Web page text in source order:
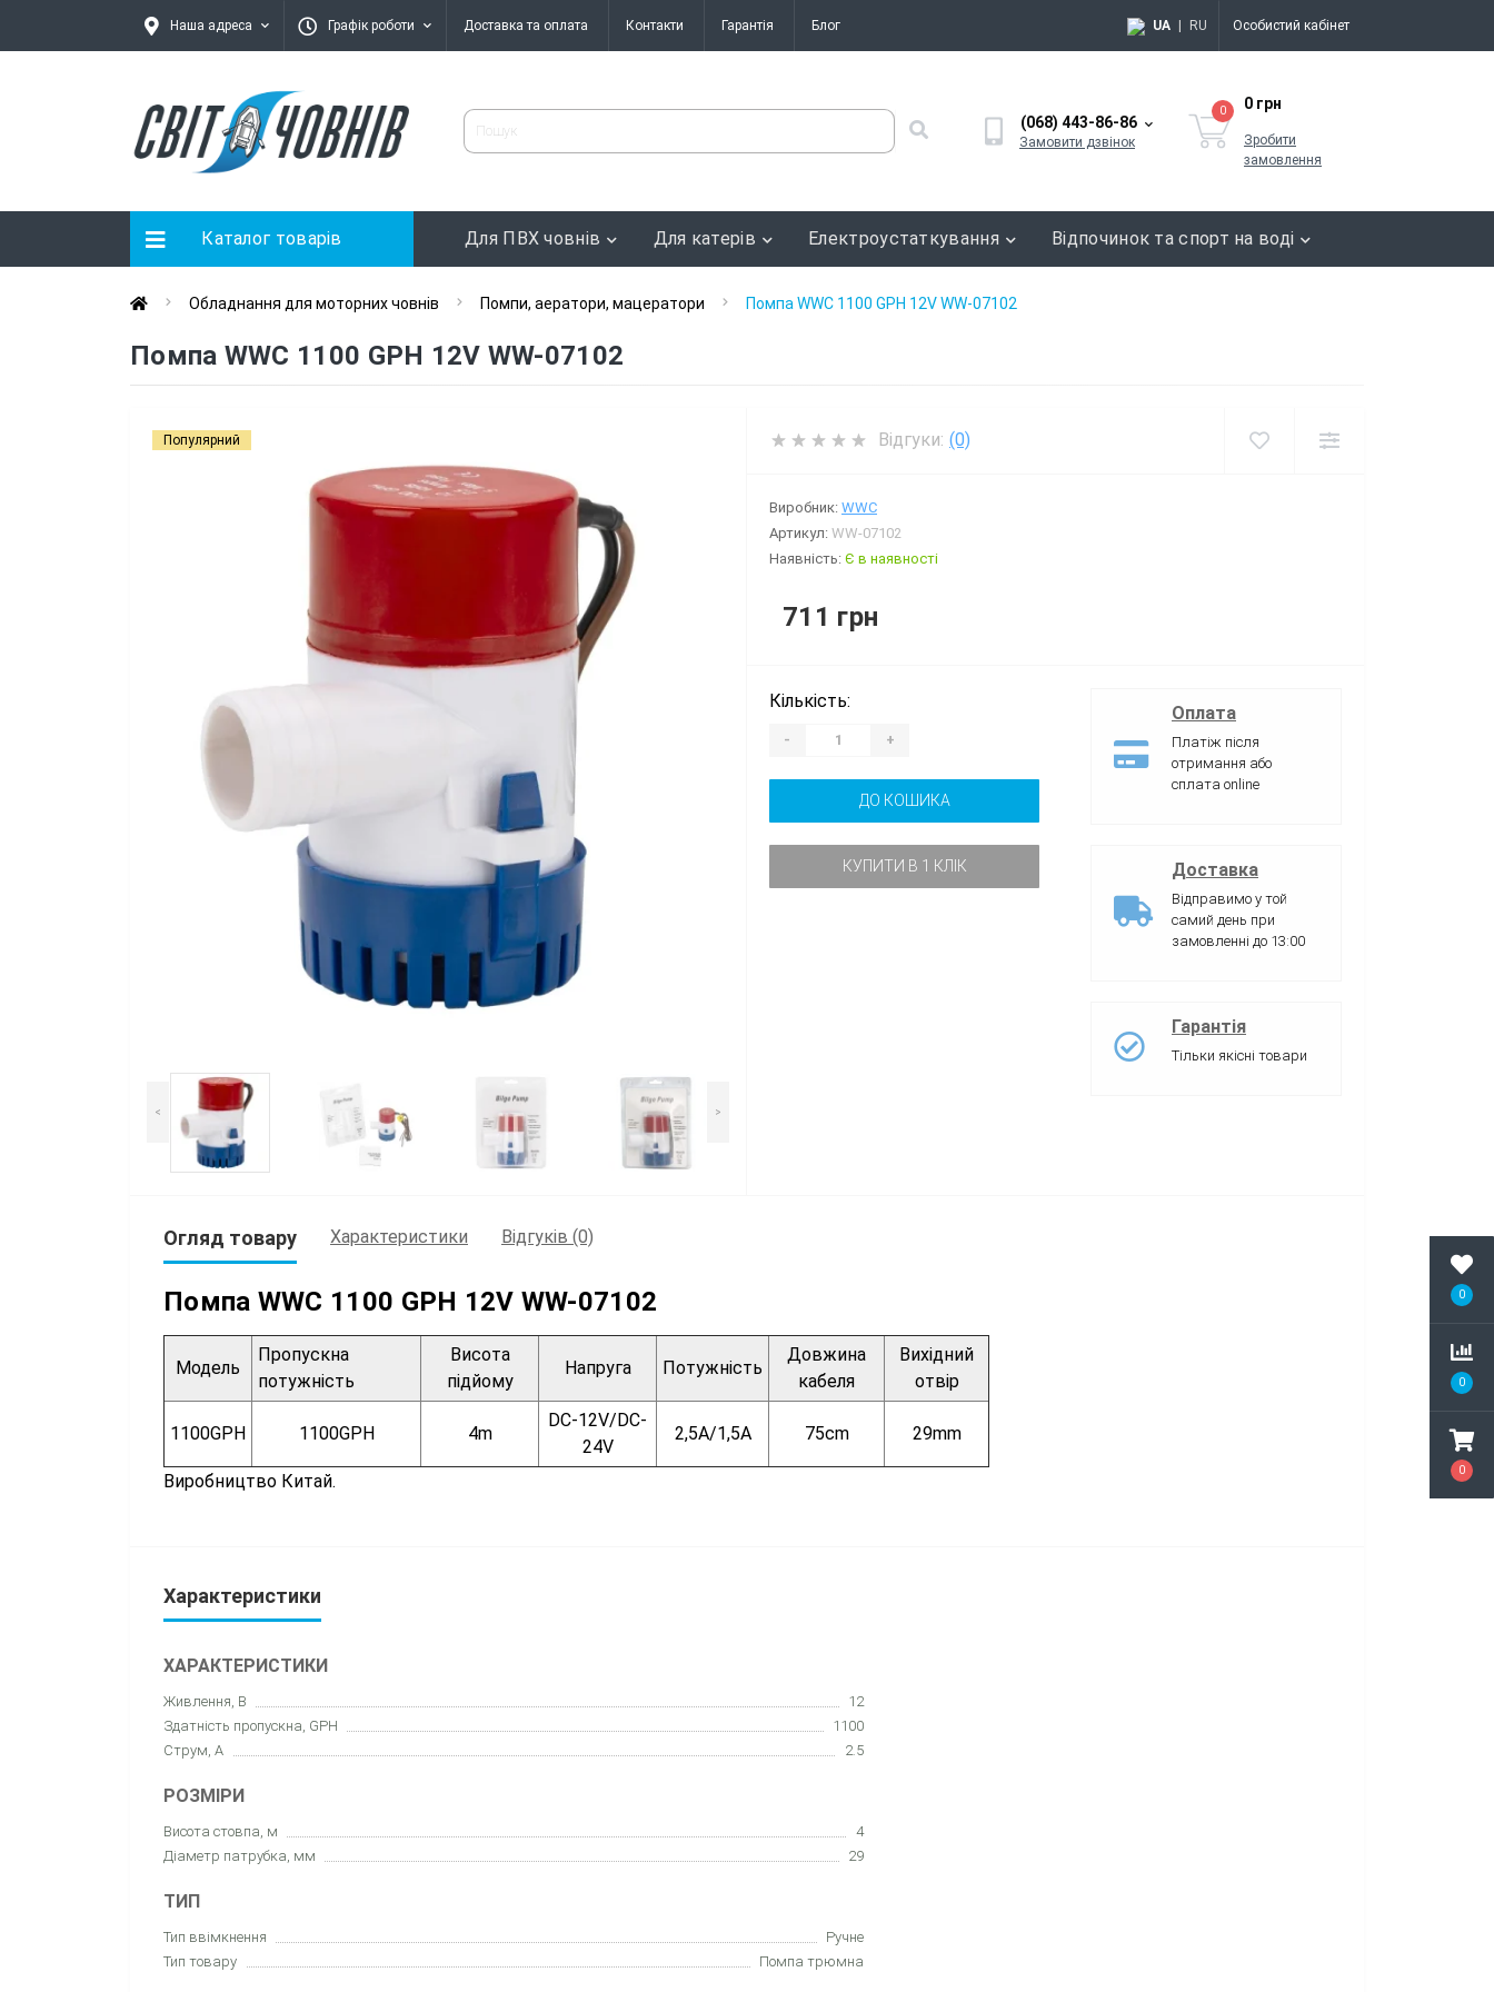
0
0
0
Наша адреса Графік роботи Доставка та оплата Контакти Гарантія Блог UA RU Особистий кабінет
(068) 443-86-86
Замовити дзвінок
0 0 грн
Зробити
замовлення
Каталог товарів Для ПВХ човнів Для катерів Електроустаткування Відпочинок та спорт на воді
Обладнання для моторних човнів Помпи, аератори, мацератори Помпа WWC 1100 GPH 12V WW-07102
Помпа WWC 1100 GPH 12V WW-07102
Популярний
< >
Відгуки: (0)
Виробник: WWC
Артикул: WW-07102
Наявність: Є в наявності
711 грн
Кількість:
- +
ДО КОШИКА
КУПИТИ В 1 КЛІК
Оплата
Платіж після
отримання або
сплата online
Доставка
Відправимо у той
самий день при
замовленні до 13:00
Гарантія
Тільки якісні товари
Огляд товару Характеристики Відгуків (0)
Помпа WWC 1100 GPH 12V WW-07102
Модель
Пропускна
потужність
Висота
підйому
Напруга Потужність
Довжина
кабеля
Вихідний
отвір
1100GPH 1100GPH 4m
DC-12V/DC-
24V
2,5A/1,5A 75cm 29mm
Виробництво Китай.
Характеристики
ХАРАКТЕРИСТИКИ
Живлення, В
12
Здатність пропускна, GPH
1100
Струм, А
2.5
РОЗМІРИ
Висота стовпа, м
4
Діаметр патрубка, мм
29
ТИП
Тип ввімкнення
Ручне
Тип товару
Помпа трюмна